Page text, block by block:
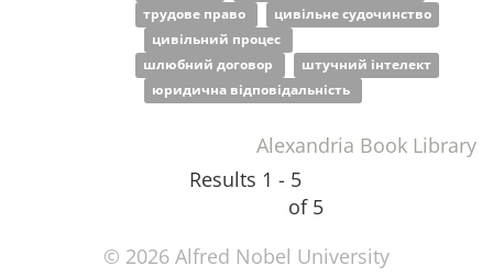
трудове право
цивільне судочинство
цивільний процес
шлюбний договор
штучний інтелект
юридична відповідальність
Alexandria Book Library
Results 1 - 5
of 5
© 2026 Alfred Nobel University